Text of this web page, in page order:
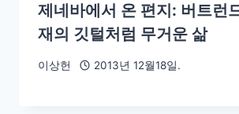
제네바에서 온 편지: 버트런
재의 깃털처럼 무거운 삶
이상헌 2013년 12월18일.